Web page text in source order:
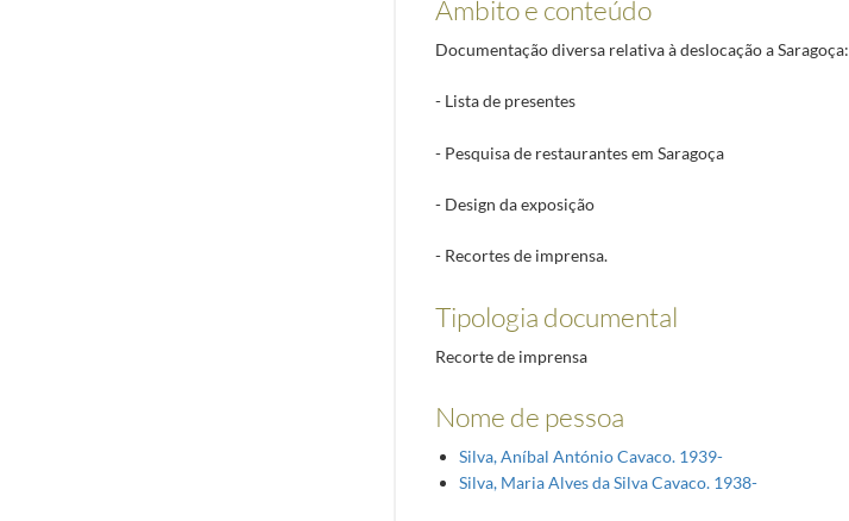
Âmbito e conteúdo
Documentação diversa relativa à deslocação a Saragoça:
- Lista de presentes
- Pesquisa de restaurantes em Saragoça
- Design da exposição
- Recortes de imprensa.
Tipologia documental
Recorte de imprensa
Nome de pessoa
Silva, Aníbal António Cavaco. 1939-
Silva, Maria Alves da Silva Cavaco. 1938-